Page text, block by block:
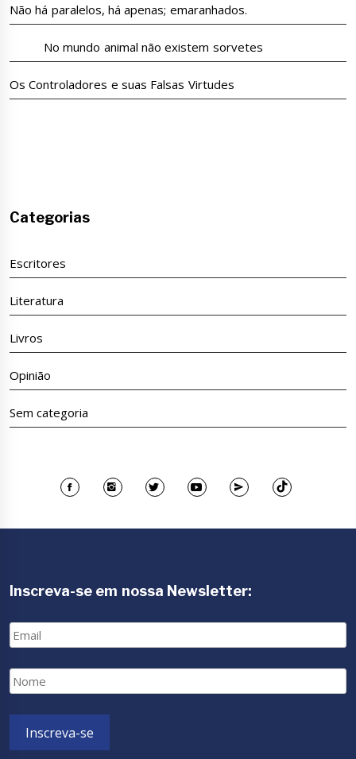
Não há paralelos, há apenas; emaranhados.
No mundo animal não existem sorvetes
Os Controladores e suas Falsas Virtudes
Categorias
Escritores
Literatura
Livros
Opinião
Sem categoria
Inscreva-se em nossa Newsletter:
Email
Nome
Inscreva-se